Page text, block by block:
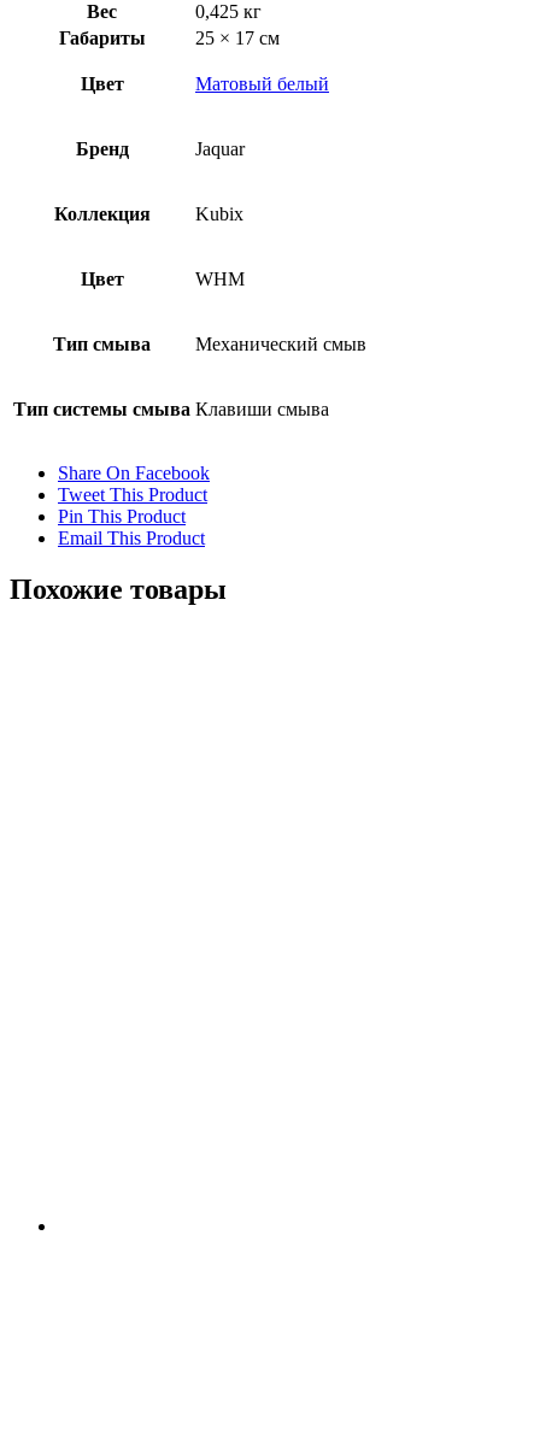
Вес
0,425 кг
Габариты
25 × 17 см
Цвет Матовый белый
Бренд Jaquar
Коллекция Kubix
Цвет WHM
Тип смыва Механический смыв
Тип системы смыва Клавиши смыва
Share On Facebook
Tweet This Product
Pin This Product
Email This Product
Похожие товары